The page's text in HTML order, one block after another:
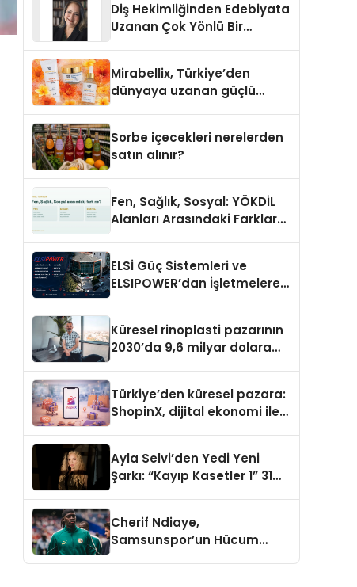
Diş Hekimliğinden Edebiyata
Uzanan Çok Yönlü Bir
Mirabellix, Türkiye’den
dünyaya uzanan güçlü
Sorbe içecekleri nerelerden
satın alınır?
Fen, Sağlık, Sosyal: YÖKDİL
Alanları Arasındaki Farklar
ELSİ Güç Sistemleri ve
ELSIPOWER’dan İşletmelere
Küresel rinoplasti pazarının
2030’da 9,6 milyar dolara
Türkiye’den küresel pazara:
ShopinX, dijital ekonomi ile
Ayla Selvi’den Yedi Yeni
Şarkı: “Kayıp Kasetler 1” 31
Cherif Ndiaye,
Samsunspor’un Hücum